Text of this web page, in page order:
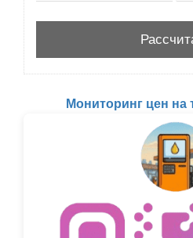
Мониторинг цен